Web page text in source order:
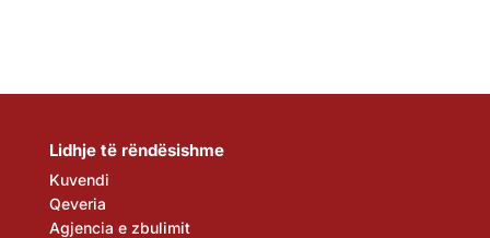
Lidhje të rëndësishme
Kuvendi
Qeveria
Agjencia e zbulimit